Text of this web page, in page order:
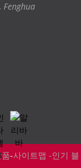
Fenghua
-사이트맵 -인기 블